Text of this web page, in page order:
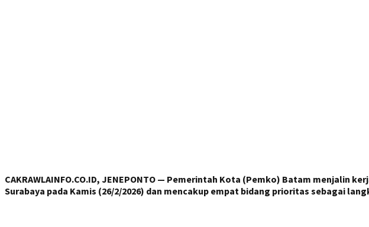
CAKRAWLAINFO.CO.ID, JENEPONTO — Pemerintah Kota (Pemko) Batam menjalin
Surabaya pada Kamis (26/2/2026) dan mencakup empat bidang prioritas sebagai